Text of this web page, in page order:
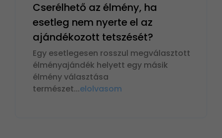
Cserélhető az élmény, ha
esetleg nem nyerte el az
ajándékozott tetszését?
Egy esetlegesen rosszul megválasztott
élményajándék helyett egy másik
élmény választása
természet...elolvasom